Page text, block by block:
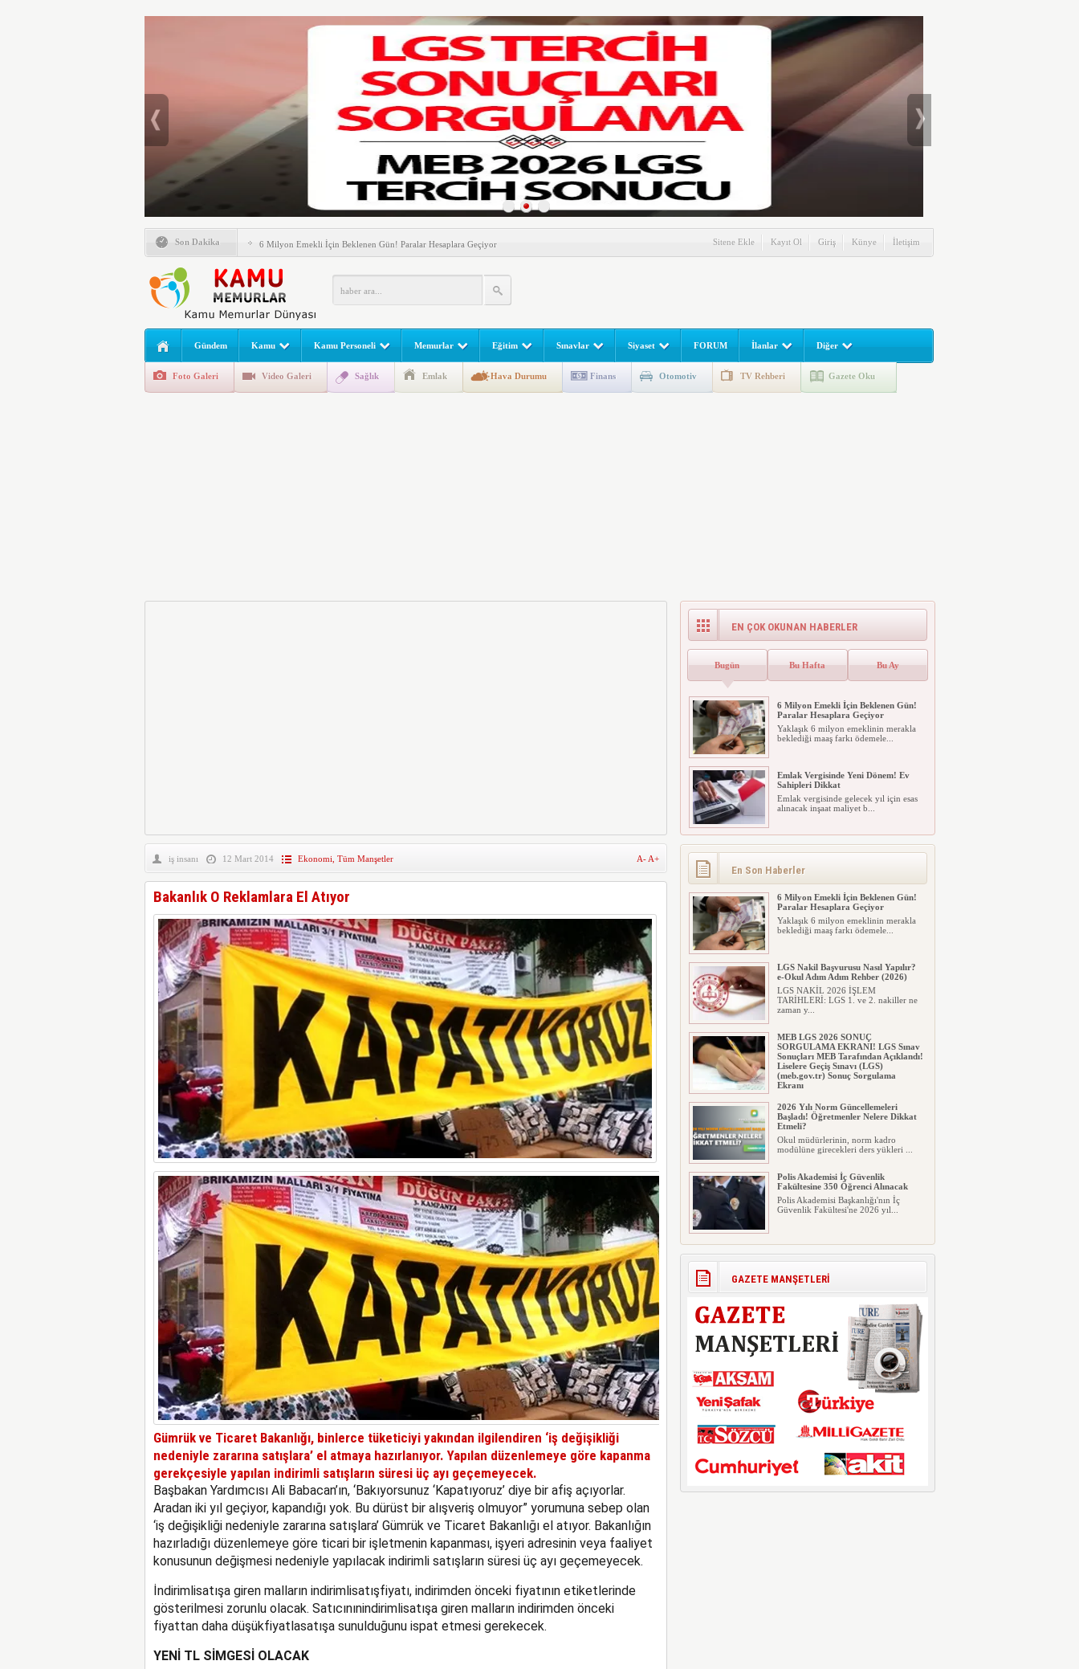
Son Dakika
Emlak Vergisinde Yeni Dönem! Ev Sahipleri Dikkat
6 Milyon Emekli İçin Beklenen Gün! Paralar Hesaplara Geçiyor
LGS Nakil Başvurusu Nasıl Yapılır? e-Okul Adım Adım Rehber (2026)
MEB LGS 2026 SONUÇ SORGULAMA EKRANI! LGS Sınav Sonuçları MEB Tarafından
Açıklandı! Liselere Geçiş Sınavı (LGS) (meb.gov.tr) Sonuç Sorgulama Ekranı
2026 Yılı Norm Güncellemeleri Başladı! Öğretmenler Nelere Dikkat Etmeli?
E-Devlet Unutulan Para Sorgulaması Başladı: Unuttuğunuz Paralar Ortaya Çıkabilir, Mirasçıları
Sitene Ekle Kayıt Ol Giriş Künye İletişim
Gündem Kamu Kamu Personeli Memurlar Eğitim Sınavlar Siyaset FORUM İlanlar Diğer
Foto Galeri Video Galeri Sağlık Emlak Hava Durumu Finans Otomotiv TV Rehberi Gazete Oku
iş insanı 12 Mart 2014 Ekonomi Tüm Manşetler A- A+
Bakanlık O Reklamlara El Atıyor
Gümrük ve Ticaret Bakanlığı, binlerce tüketiciyi yakından ilgilendiren ‘iş değişikliği
nedeniyle zararına satışlara’ el atmaya hazırlanıyor. Yapılan düzenlemeye göre kapanma
gerekçesiyle yapılan indirimli satışların süresi üç ayı geçemeyecek.
Başbakan Yardımcısı Ali Babacan’ın, ‘Bakıyorsunuz ‘Kapatıyoruz’ diye bir afiş açıyorlar.
Aradan iki yıl geçiyor, kapandığı yok. Bu dürüst bir alışveriş olmuyor” yorumuna sebep olan
‘iş değişikliği nedeniyle zararına satışlara’ Gümrük ve Ticaret Bakanlığı el atıyor. Bakanlığın
hazırladığı düzenlemeye göre ticari bir işletmenin kapanması, işyeri adresinin veya faaliyet
konusunun değişmesi nedeniyle yapılacak indirimli satışların süresi üç ayı geçemeyecek.
İndirimlisatışa giren malların indirimlisatışfiyatı, indirimden önceki fiyatının etiketlerinde
gösterilmesi zorunlu olacak. Satıcınınindirimlisatışa giren malların indirimden önceki
fiyattan daha düşükfiyatlasatışa sunulduğunu ispat etmesi gerekecek.
YENİ TL SİMGESİ OLACAK
EN ÇOK OKUNAN HABERLER
Bugün Bu Hafta Bu Ay
6 Milyon Emekli İçin Beklenen Gün!
Paralar Hesaplara Geçiyor
Yaklaşık 6 milyon emeklinin merakla
beklediği maaş farkı ödemele...
Emlak Vergisinde Yeni Dönem! Ev
Sahipleri Dikkat
Emlak vergisinde gelecek yıl için esas
alınacak inşaat maliyet b...
En Son Haberler
Sahipleri Dikkat
Emlak vergisinde gelecek yıl için esas
6 Milyon Emekli İçin Beklenen Gün!
Paralar Hesaplara Geçiyor
Yaklaşık 6 milyon emeklinin merakla
beklediği maaş farkı ödemele...
LGS Nakil Başvurusu Nasıl Yapılır?
e-Okul Adım Adım Rehber (2026)
LGS NAKİL 2026 İŞLEM
TARİHLERİ: LGS 1. ve 2. nakiller ne
zaman y...
MEB LGS 2026 SONUÇ
SORGULAMA EKRANI! LGS Sınav
Sonuçları MEB Tarafından Açıklandı!
Liselere Geçiş Sınavı (LGS)
(meb.gov.tr) Sonuç Sorgulama
Ekranı
Milyonlarca öğrenci için ...
2026 Yılı Norm Güncellemeleri
Başladı! Öğretmenler Nelere Dikkat
Etmeli?
Okul müdürlerinin, norm kadro
modülüne girecekleri ders yükleri ...
Polis Akademisi İç Güvenlik
Fakültesine 350 Öğrenci Alınacak
Polis Akademisi Başkanlığı'nın İç
Güvenlik Fakültesi'ne 2026 yıl...
E-Devlet Unutulan Para Sorgulaması
Başladı: Unuttuğunuz Paralar
İlgilendiriyor
İşte Okullarda Öğrencilerin
Kıyafet/Formalarının Belirlenmesine
Dair Usul ve Esaslar
Milli Eğitim Bakanlığı Temel Öğretim
Genel Müdürlüğü 22.07.2026 ...
Motorine Gece Yarısı Büyük İndirim
ABD-İran arasında yeniden diplomasi
yürütüleceği sinyallerinin p...
LPG’ye Dev Zam Geliyor!
Küresel petrol piyasalarındaki
dalgalanmalar ve döviz kurundaki ...
GAZETE MANŞETLERİ